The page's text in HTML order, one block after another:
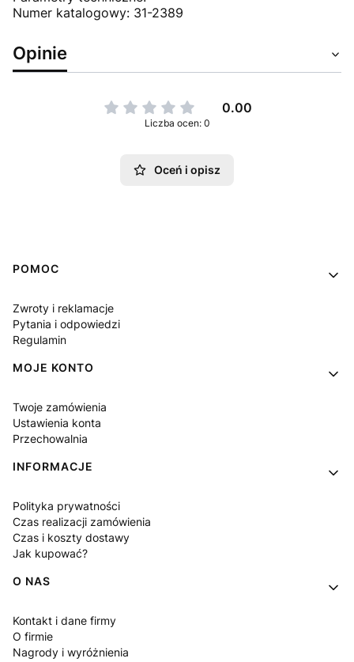
Numer katalogowy: 31-2389
Opinie
0.00
Liczba ocen: 0
Oceń i opisz
Linki w stopce
POMOC
Zwroty i reklamacje
Pytania i odpowiedzi
Regulamin
MOJE KONTO
Twoje zamówienia
Ustawienia konta
Przechowalnia
INFORMACJE
Polityka prywatności
Czas realizacji zamówienia
Czas i koszty dostawy
Jak kupować?
O NAS
Kontakt i dane firmy
O firmie
Nagrody i wyróżnienia